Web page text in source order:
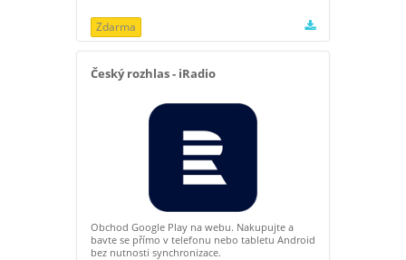
Zdarma
Český rozhlas - iRadio
Obchod Google Play na webu. Nakupujte a
bavte se přímo v telefonu nebo tabletu Android
bez nutnosti synchronizace.